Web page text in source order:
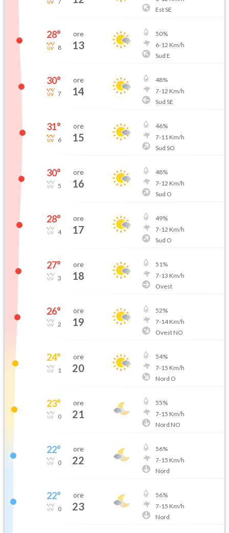
Est SE
28°
8
ore
13
50%
6-12 Km/h
Sud E
30°
7
ore
14
48%
7-12 Km/h
Sud SE
31°
6
ore
15
46%
7-11 Km/h
Sud SO
30°
5
ore
16
48%
7-12 Km/h
Sud O
28°
4
ore
17
49%
7-12 Km/h
Sud O
27°
3
ore
18
51%
7-13 Km/h
Ovest
26°
2
ore
19
52%
7-14Km/h
Ovest NO
24°
1
ore
20
54%
7-15 Km/h
Nord O
23°
0
ore
21
55%
7-15 Km/h
Nord NO
22°
0
ore
22
56%
7-15 Km/h
Nord
22°
0
ore
23
56%
7-15 Km/h
Nord